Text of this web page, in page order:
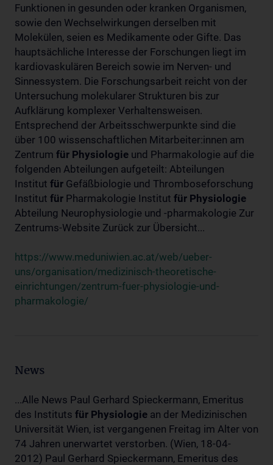
Funktionen in gesunden oder kranken Organismen,
sowie den Wechselwirkungen derselben mit
Molekülen, seien es Medikamente oder Gifte. Das
hauptsächliche Interesse der Forschungen liegt im
kardiovaskulären Bereich sowie im Nerven- und
Sinnessystem. Die Forschungsarbeit reicht von der
Untersuchung molekularer Strukturen bis zur
Aufklärung komplexer Verhaltensweisen.
Entsprechend der Arbeitsschwerpunkte sind die
über 100 wissenschaftlichen Mitarbeiter:innen am
Zentrum für Physiologie und Pharmakologie auf die
folgenden Abteilungen aufgeteilt: Abteilungen
Institut für Gefäßbiologie und Thromboseforschung
Institut für Pharmakologie Institut für Physiologie
Abteilung Neurophysiologie und -pharmakologie Zur
Zentrums-Website Zurück zur Übersicht...
https://www.meduniwien.ac.at/web/ueber-
uns/organisation/medizinisch-theoretische-
einrichtungen/zentrum-fuer-physiologie-und-
pharmakologie/
News
...Alle News Paul Gerhard Spieckermann, Emeritus
des Instituts für Physiologie an der Medizinischen
Universität Wien, ist vergangenen Freitag im Alter von
74 Jahren unerwartet verstorben. (Wien, 18-04-
2012) Paul Gerhard Spieckermann, Emeritus des